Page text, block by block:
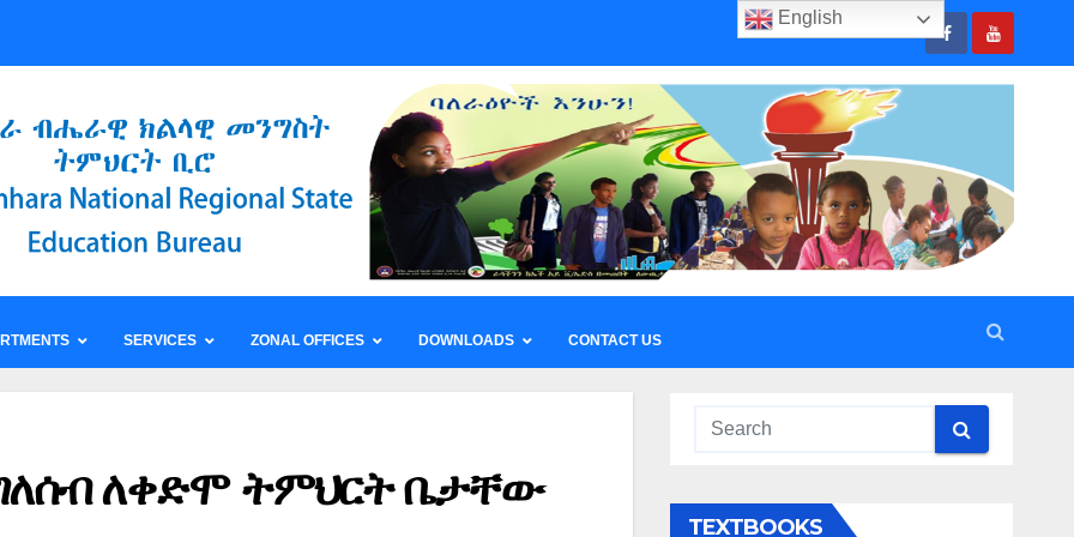
SERVICES ZONAL OFFICES DOWNLOADS CONTACT US
ለቀድሞ ትምህርት ቤታቸው
TEXTBOOKS
English